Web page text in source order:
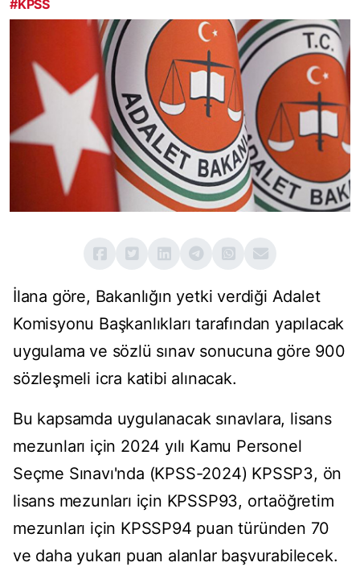
#KPSS
İlana göre, Bakanlığın yetki verdiği Adalet
Komisyonu Başkanlıkları tarafından yapılacak
uygulama ve sözlü sınav sonucuna göre 900
sözleşmeli icra katibi alınacak.
Bu kapsamda uygulanacak sınavlara, lisans
mezunları için 2024 yılı Kamu Personel
Seçme Sınavı'nda (KPSS-2024) KPSSP3, ön
lisans mezunları için KPSSP93, ortaöğretim
mezunları için KPSSP94 puan türünden 70
ve daha yukarı puan alanlar başvurabilecek.